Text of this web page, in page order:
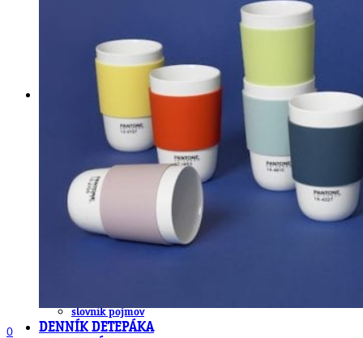
DeTePe [dtp]
ZÁKAZKY
základy DTP
pre klientov
pdf, ps, acrobat, distiller
fonty, písmo, typografia
farby a color management návody
indesign
photoshop
illustrator
lightroom
slovník pojmov
DENNÍK DETEPÁKA
0